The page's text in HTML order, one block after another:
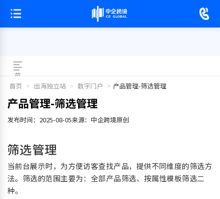
菜
单
首页 > 出海独立站 > 数字门户 > 产品管理-筛选管理
产品管理-筛选管理
发布时间：2025-08-05来源：中企跨境原创
筛选管理
当前台展示时，为方便访客查找产品，提供不同维度的筛选方
法。筛选的范围主要为：全部产品筛选、按属性模板筛选二
种。